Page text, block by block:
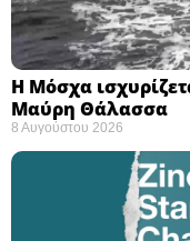
Η Μόσχα
Μαύρη Θάλασσα ​
8 Αυγούστου 2026